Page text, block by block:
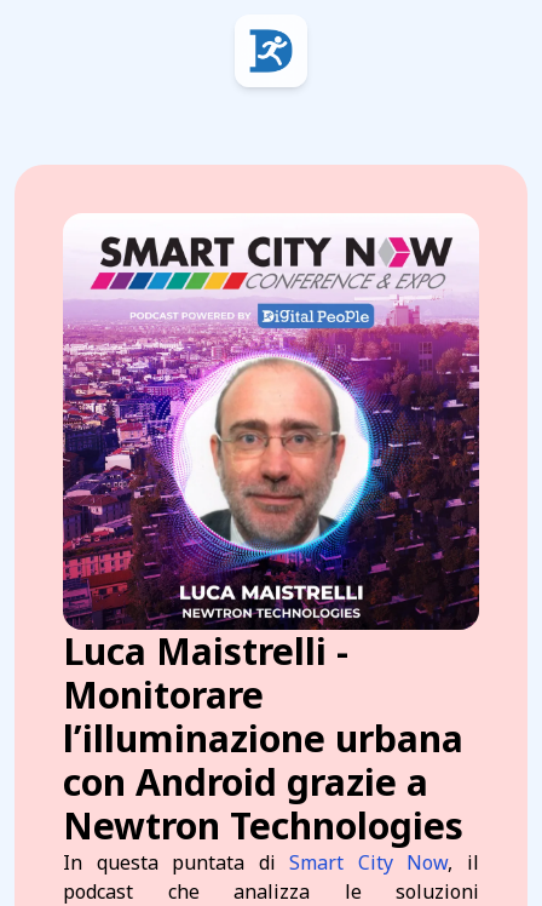
Digital People
Luca Maistrelli -
Monitorare
l’illuminazione urbana
con Android grazie a
Newtron Technologies
In questa puntata diSmart City Now, il
podcast che analizza le soluzioni